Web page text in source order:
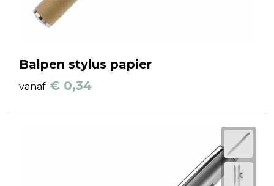
Balpen stylus papier
vanaf € 0,34